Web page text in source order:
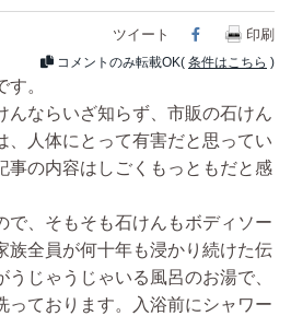
ツイート Facebook
印刷
コメントのみ転載OK( 条件はこちら )
。
ならいざ知らず、市販の石けん
、人体にとって有害だと思ってい
事の内容はしごくもっともだと感
、そもそも石けんもボディソー
族全員が何十年も浸かり続けた伝
じゃうじゃいる風呂のお湯で、
っております。入浴前にシャワー